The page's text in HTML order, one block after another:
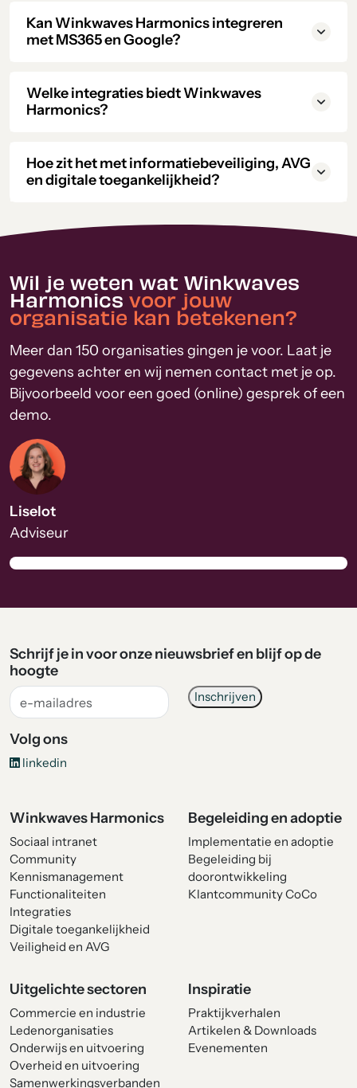
Kan Winkwaves Harmonics integreren
met MS365 en Google?
Welke integraties biedt Winkwaves
Harmonics?
Hoe zit het met informatiebeveiliging, AVG
en digitale toegankelijkheid?
Wil je weten wat Winkwaves
Harmonics voor jouw
organisatie kan betekenen?
Meer dan 150 organisaties gingen je voor. Laat je
gegevens achter en wij nemen contact met je op.
Bijvoorbeeld voor een goed (online) gesprek of een
demo.
Liselot
Adviseur
Schrijf je in voor onze nieuwsbrief en blijf op de
hoogte
Volg ons
linkedin
Winkwaves Harmonics
Sociaal intranet
Community
Kennismanagement
Functionaliteiten
Integraties
Digitale toegankelijkheid
Veiligheid en AVG
Begeleiding en adoptie
Implementatie en adoptie
Begeleiding bij
doorontwikkeling
Klantcommunity CoCo
Uitgelichte sectoren
Commercie en industrie
Ledenorganisaties
Onderwijs en uitvoering
Overheid en uitvoering
Samenwerkingsverbanden
Inspiratie
Praktijkverhalen
Artikelen & Downloads
Evenementen